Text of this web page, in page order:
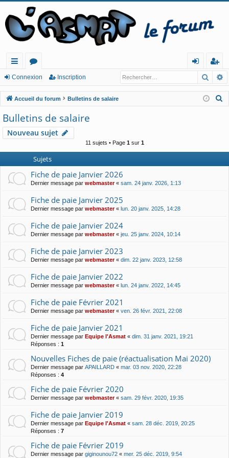
ac
co
ur
cis
or
u
m
s
n
ne
ns
cri
pt
Connexion Inscription
Accueil du forum Bulletins de salaire
c
Bulletins de salaire
Nouveau sujet
11 sujets • Page 1sur 1
Sujets
Fiche de paie Janvier 2026
Dernier message par webmaster« sam. 24 janv. 2026, 1:13
Fiche de paie Janvier 2025
Dernier message par webmaster« lun. 20 janv. 2025, 14:28
Fiche de paie Janvier 2024
Dernier message par webmaster« jeu. 25 janv. 2024, 10:14
Fiche de paie Janvier 2023
Dernier message par webmaster« dim. 22 janv. 2023, 12:58
Fiche de paie Janvier 2022
Dernier message par webmaster« lun. 24 janv. 2022, 14:45
Fiche de paie Février 2021
Dernier message par webmaster« ven. 26 févr. 2021, 22:08
Fiche de paie Janvier 2021
Dernier message par Equipe l'Asmat « dim. 31 janv. 2021, 19:21
Réponses : 1
Nouvelles Fiches de paie (réactualisation Mai 2020)
Dernier message par APAILLARD « mar. 03 nov. 2020, 22:28
Réponses : 4
Fiche de paie Février 2020
Dernier message par webmaster« sam. 29 févr. 2020, 19:35
Fiche de paie Janvier 2019
Dernier message par Equipe l'Asmat « sam. 28 déc. 2019, 20:25
Réponses : 7
Fiche de paie Février 2019
Dernier message par giginounou72 « mer. 25 déc. 2019, 9:54